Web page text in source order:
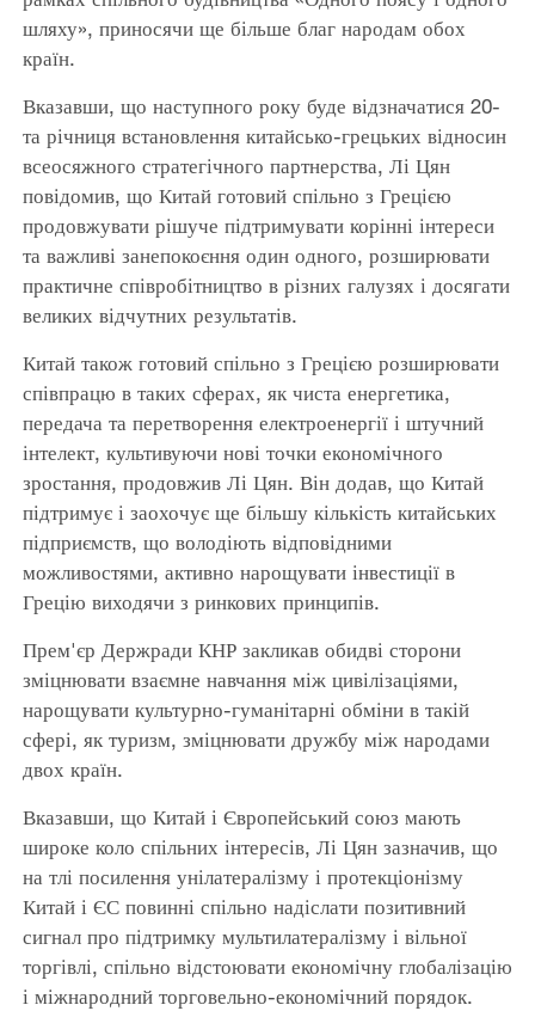
шляху», приносячи ще більше благ народам обох
країн.
Вказавши, що наступного року буде відзначатися 20-
та річниця встановлення китайсько-грецьких відносин
всеосяжного стратегічного партнерства, Лі Цян
повідомив, що Китай готовий спільно з Грецією
продовжувати рішуче підтримувати корінні інтереси
та важливі занепокоєння один одного, розширювати
практичне співробітництво в різних галузях і досягати
великих відчутних результатів.
Китай також готовий спільно з Грецією розширювати
співпрацю в таких сферах, як чиста енергетика,
передача та перетворення електроенергії і штучний
інтелект, культивуючи нові точки економічного
зростання, продовжив Лі Цян. Він додав, що Китай
підтримує і заохочує ще більшу кількість китайських
підприємств, що володіють відповідними
можливостями, активно нарощувати інвестиції в
Грецію виходячи з ринкових принципів.
Прем'єр Держради КНР закликав обидві сторони
зміцнювати взаємне навчання між цивілізаціями,
нарощувати культурно-гуманітарні обміни в такій
сфері, як туризм, зміцнювати дружбу між народами
двох країн.
Вказавши, що Китай і Європейський союз мають
широке коло спільних інтересів, Лі Цян зазначив, що
на тлі посилення унілатералізму і протекціонізму
Китай і ЄС повинні спільно надіслати позитивний
сигнал про підтримку мультилатералізму і вільної
торгівлі, спільно відстоювати економічну глобалізацію
і міжнародний торговельно-економічний порядок.